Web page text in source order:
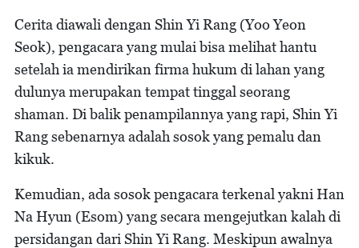
Cerita diawali dengan Shin Yi Rang (Yoo Yeon
Seok), pengacara yang mulai bisa melihat hantu
setelah ia mendirikan firma hukum di lahan yang
dulunya merupakan tempat tinggal seorang
shaman. Di balik penampilannya yang rapi, Shin Yi
Rang sebenarnya adalah sosok yang pemalu dan
kikuk.
Kemudian, ada sosok pengacara terkenal yakni Han
Na Hyun (Esom) yang secara mengejutkan kalah di
persidangan dari Shin Yi Rang. Meskipun awalnya